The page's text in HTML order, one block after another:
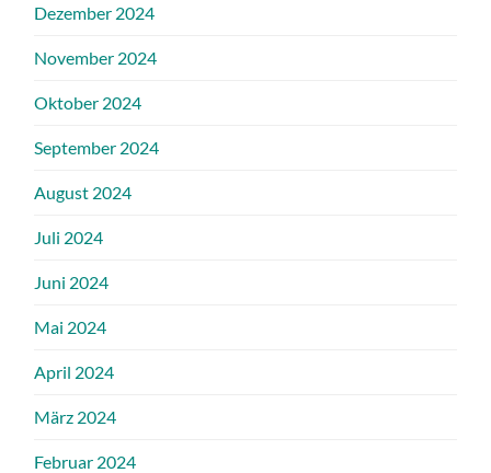
Dezember 2024
November 2024
Oktober 2024
September 2024
August 2024
Juli 2024
Juni 2024
Mai 2024
April 2024
März 2024
Februar 2024